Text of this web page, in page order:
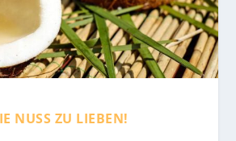
NUSS ZU LIEBEN!